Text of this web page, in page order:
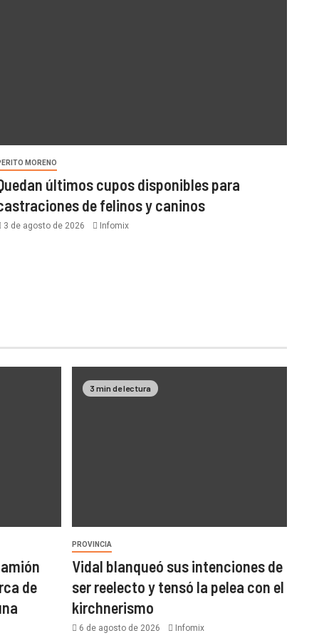
MORENO
últimos cupos disponibles para
de felinos y caninos
3 de agosto de 2026 Infomix
de
3 min de lectura
PROVINCIA
Vidal blanqueó sus intenciones de
ser reelecto y tensó la pelea con el
kirchnerismo
6 de agosto de 2026 Infomix